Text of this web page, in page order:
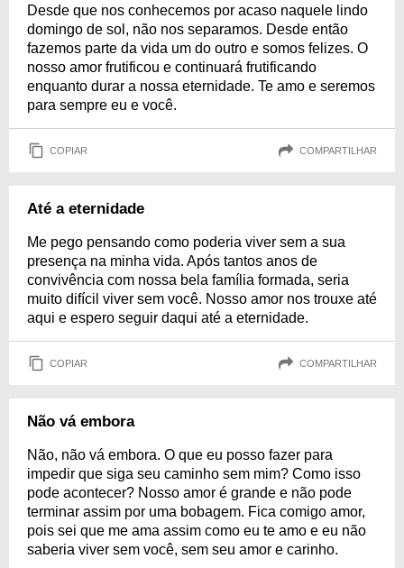
Desde que nos conhecemos por acaso naquele lindo
domingo de sol, não nos separamos. Desde então
fazemos parte da vida um do outro e somos felizes. O
nosso amor frutificou e continuará frutificando
enquanto durar a nossa eternidade. Te amo e seremos
para sempre eu e você.
COPIAR COMPARTILHAR
Até a eternidade
Me pego pensando como poderia viver sem a sua
presença na minha vida. Após tantos anos de
convivência com nossa bela família formada, seria
muito difícil viver sem você. Nosso amor nos trouxe até
aqui e espero seguir daqui até a eternidade.
COPIAR COMPARTILHAR
Não vá embora
Não, não vá embora. O que eu posso fazer para
impedir que siga seu caminho sem mim? Como isso
pode acontecer? Nosso amor é grande e não pode
terminar assim por uma bobagem. Fica comigo amor,
pois sei que me ama assim como eu te amo e eu não
saberia viver sem você, sem seu amor e carinho.